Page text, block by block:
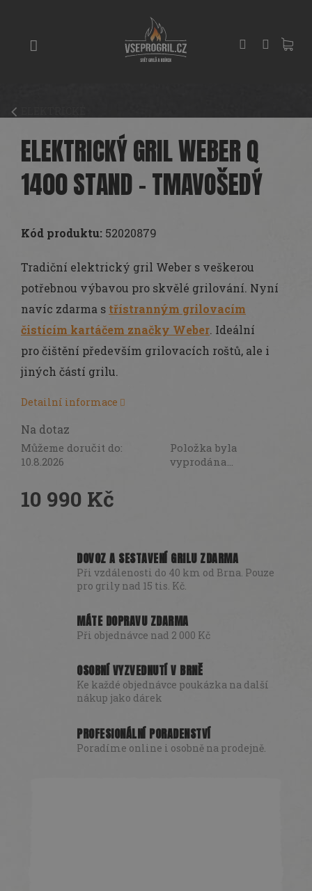
UDÍRNY
DŘEVO
PŘÍSLUŠENSTVÍ
OMÁČKY
PEČENÍ
SEZÓNNÍ
SLEVY
POCHUTINY
Všechny
Přihlášení
ELEKTRICKÝ GRIL WEBER Q
1400 STAND - TMAVOŠEDÝ
10 990 Kč
Na dotaz
Můžeme doručit do:
10.8.2026
Položka byla
vyprodána…
Kód produktu: 52020879
Tradiční elektrický gril Weber s veškerou
potřebnou výbavou pro skvělé grilování. Nyní
navíc zdarma s třístranným grilovacím
čistícím kartáčem značky Weber. Ideální
pro čištění především grilovacích roštů, ale i
jiných částí grilu.
Detailní informace
DOVOZ A SESTAVENÍ GRILU ZDARMA
Při vzdálenosti do 40 km od Brna. Pouze
pro grily nad 15 tis. Kč.
MÁTE DOPRAVU ZDARMA
Při objednávce nad 2 000 Kč
OSOBNÍ VYZVEDNUTÍ V BRNĚ
Ke každé objednávce poukázka na další
nákup jako dárek
PROFESIONÁLNÍ PORADENSTVÍ
Poradíme online i osobně na prodejně.